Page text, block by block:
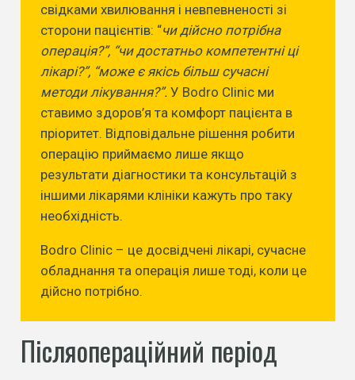
свідками хвилювання і невпевненості зі
сторони пацієнтів: “чи дійсно потрібна
операція?”, “чи достатньо компетентні ці
лікарі?”, “може є якісь більш сучасні
методи лікування?”. У Bodro Clinic ми
ставимо здоров’я та комфорт пацієнта в
пріоритет. Відповідальне рішення робити
операцію приймаємо лише якщо
результати діагностики та консультацій з
іншими лікарями клініки кажуть про таку
необхідність.
Bodro Clinic – це досвідчені лікарі, сучасне
обладнання та операція лише тоді, коли це
дійсно потрібно.
Післяопераційний період